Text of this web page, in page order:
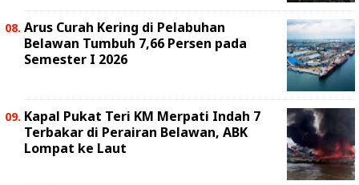
Arus Curah Kering di Pelabuhan
Belawan Tumbuh 7,66 Persen pada
Semester I 2026
Kapal Pukat Teri KM Merpati Indah 7
Terbakar di Perairan Belawan, ABK
Lompat ke Laut